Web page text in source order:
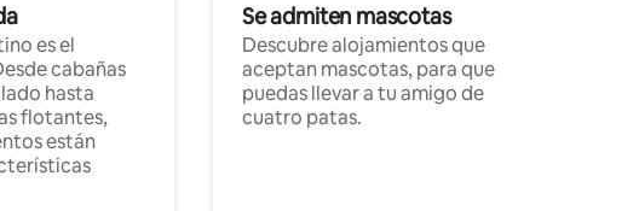
es el
cabañas
hasta
flotantes,
están
Se admiten mascotas
Descubre alojamientos que
aceptan mascotas, para que
puedas llevar a tu amigo de
cuatro patas.